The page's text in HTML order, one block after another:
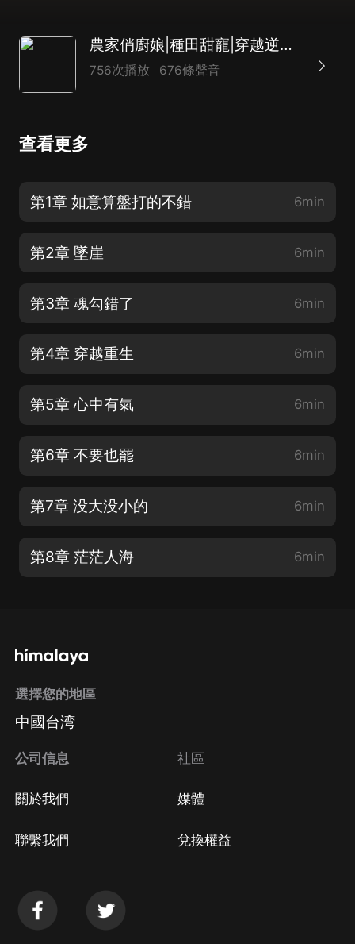
農家俏廚娘|種田甜寵|穿越逆襲|AI多播
756次播放 676條聲音
查看更多
第1章 如意算盤打的不錯 6min
第2章 墜崖 6min
第3章 魂勾錯了 6min
第4章 穿越重生 6min
第5章 心中有氣 6min
第6章 不要也罷 6min
第7章 没大没小的 6min
第8章 茫茫人海 6min
選擇您的地區
中國台湾
公司信息
關於我們
聯繫我們
社區
媒體
兌換權益